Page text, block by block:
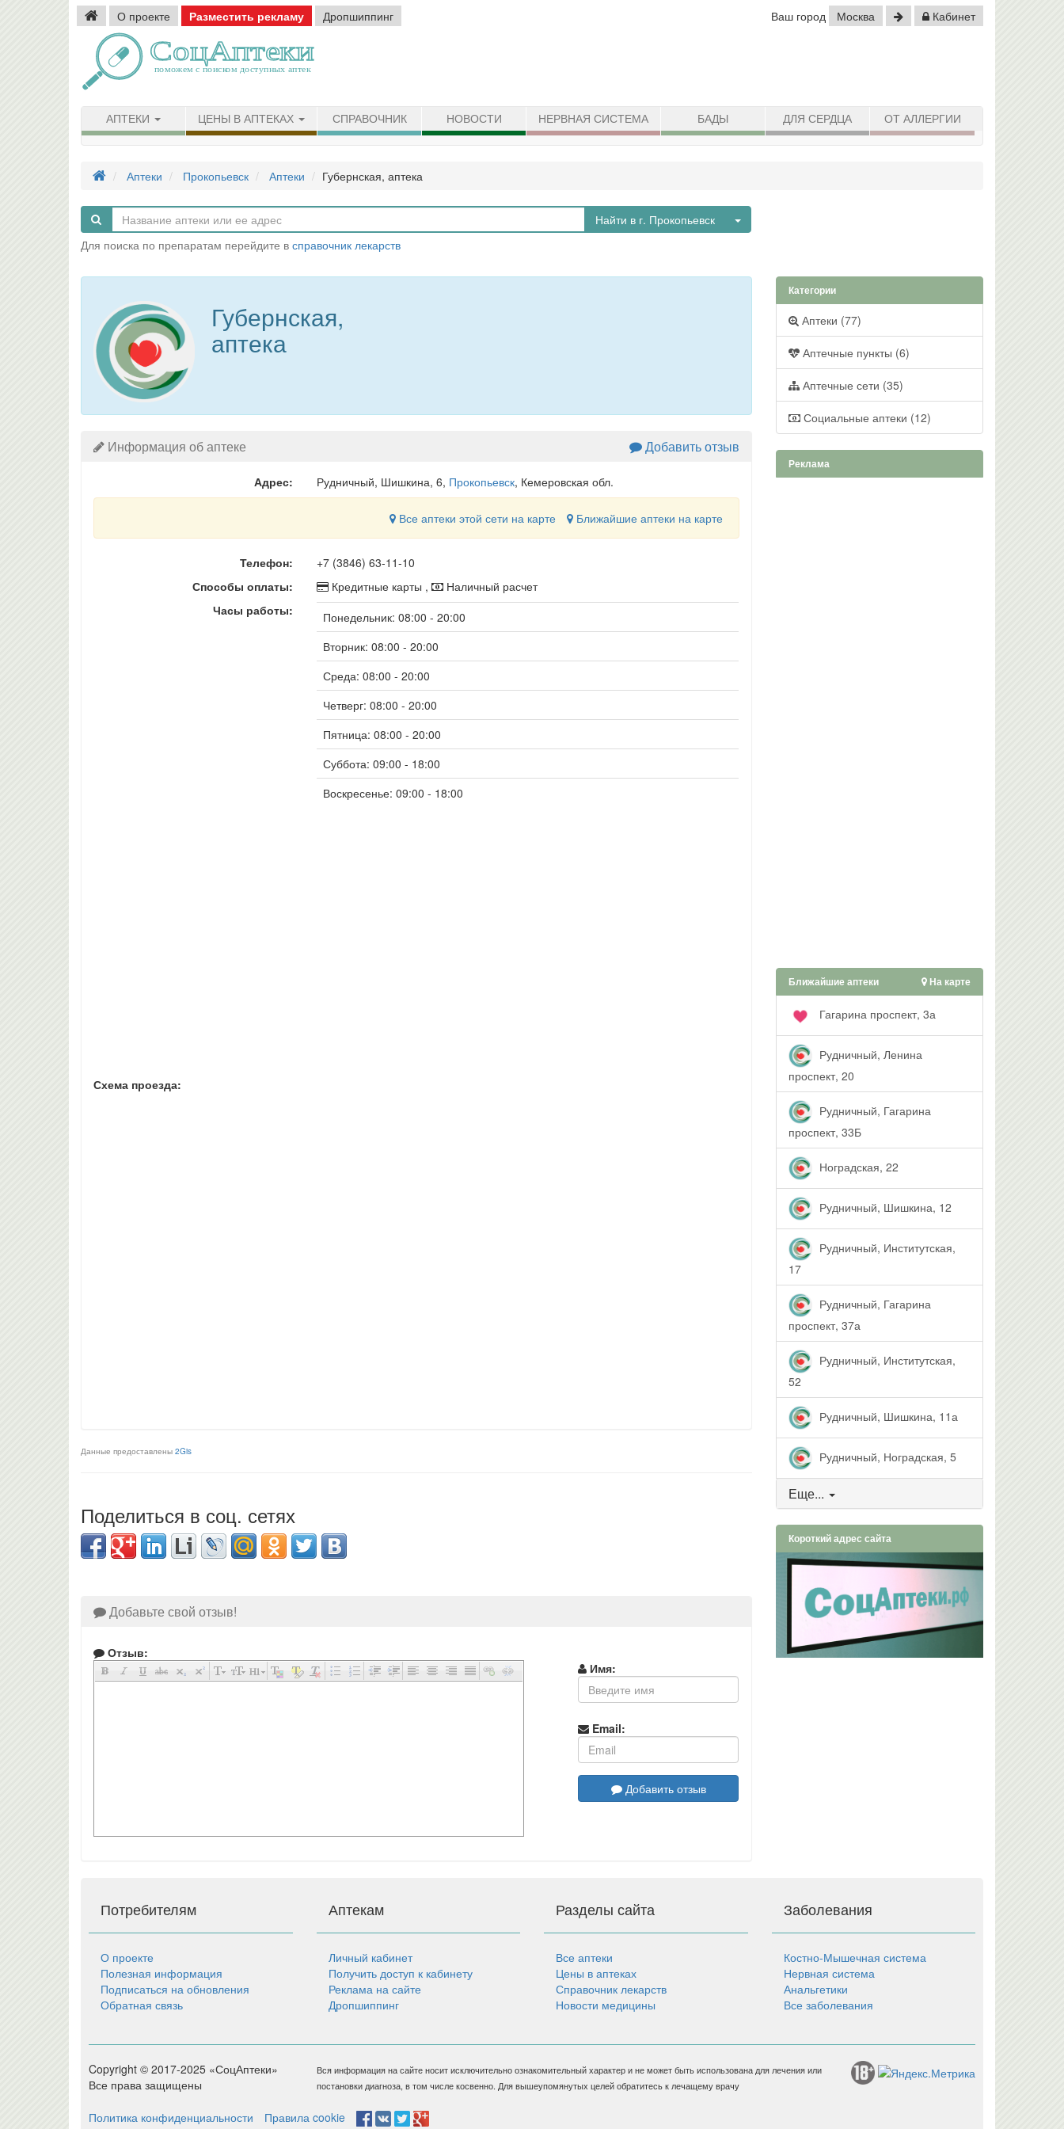
О проекте Разместить рекламу Дропшиппинг Ваш город Москва Кабинет
АПТЕКИ ЦЕНЫ В АПТЕКАХ СПРАВОЧНИК НОВОСТИ НЕРВНАЯ СИСТЕМА БАДЫ ДЛЯ СЕРДЦА ОТ АЛЛЕРГИИ
Аптеки Прокопьевск Аптеки Губернская, аптека
Найти в г. Прокопьевск
Toggle Dropdown
Для поиска по препаратам перейдите в справочник лекарств
Губернская,
аптека
Информация об аптеке Добавить отзыв
Адрес: Рудничный, Шишкина, 6, Прокопьевск, Кемеровская обл.
Все аптеки этой сети на карте Ближайшие аптеки на карте
Телефон:
+7 (3846) 63-11-10
Способы оплаты:
Кредитные карты ,
Наличный расчет
Часы работы:
Понедельник: 08:00 - 20:00
Вторник: 08:00 - 20:00
Среда: 08:00 - 20:00
Четверг: 08:00 - 20:00
Пятница: 08:00 - 20:00
Суббота: 09:00 - 18:00
Воскресенье: 09:00 - 18:00
Схема проезда:
Данные предоставлены 2Gis
Поделиться в соц. сетях
Добавьте свой отзыв!
Отзыв:
Имя:
Email:
Добавить отзыв
Категории
Аптеки (77)
Аптечные пункты (6)
Аптечные сети (35)
Социальные аптеки (12)
Реклама
Ближайшие аптеки На карте
Гагарина проспект, 3а
Рудничный, Ленина
проспект, 20
Рудничный, Гагарина
проспект, 33Б
Ноградская, 22
Рудничный, Шишкина, 12
Рудничный, Институтская,
17
Рудничный, Гагарина
проспект, 37а
Рудничный, Институтская,
52
Рудничный, Шишкина, 11а
Рудничный, Ноградская, 5
Еще...
Короткий адрес сайта
Потребителям
О проекте
Полезная информация
Подписаться на обновления
Обратная связь
Аптекам
Личный кабинет
Получить доступ к кабинету
Реклама на сайте
Дропшиппинг
Разделы сайта
Все аптеки
Цены в аптеках
Справочник лекарств
Новости медицины
Заболевания
Костно-Мышечная система
Нервная система
Анальгетики
Все заболевания
Copyright © 2017-2025 «СоцАптеки»
Все права защищены
Вся информация на сайте носит исключительно ознакомительный характер и не может быть использована для лечения или
постановки диагноза, в том числе косвенно. Для вышеупомянутых целей обратитесь к лечащему врачу
Политика конфиденциальности Правила cookie